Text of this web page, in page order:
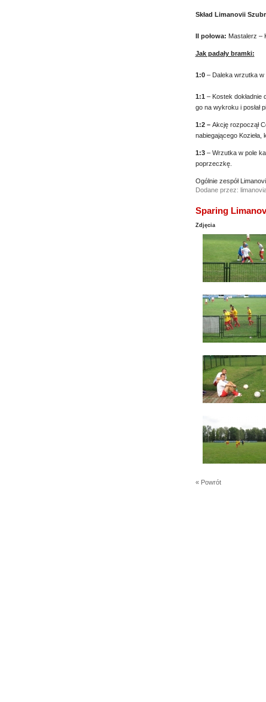
Skład Limanovii
II połowa: Mastalerz –
Jak padały bramki:
1:0– Daleka wrzutka w
1:1 – Kostek dokładnie
go na wykroku i posłał
1:2 – Akcję rozpoczął
nabiegającego Kozieła,
1:3– Wrzutka w pole
poprzeczkę.
Ogólnie zespół
Dodane przez:
Sparing
Zdjęcia
« Powrót